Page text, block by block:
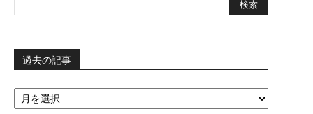
過去の記事
過
去